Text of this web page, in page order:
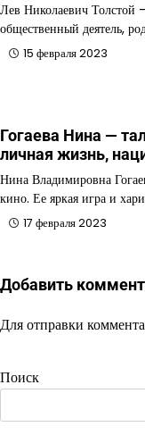
Лев Николаевич Толстой
общественный деятель,
15 февраля 2023
Гогаева Нина —
личная жизнь,
Нина Владимировна
кино. Ее яркая игра и
17 февраля 2023
Добавить
Для отправки
Поиск